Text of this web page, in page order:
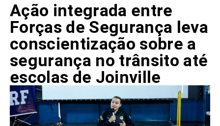
Ação integrada entre
Forças de Segurança leva
conscientização sobre a
segurança no trânsito até
escolas de Joinville